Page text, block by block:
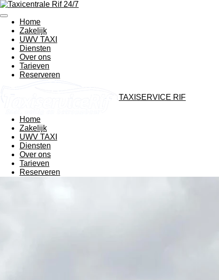
Ga
direct
naar
de
hoofdinhoud
Home
Zakelijk
UWV TAXI
Diensten
Over ons
Tarieven
Reserveren
TAXISERVICE RIF
Home
Zakelijk
UWV TAXI
Diensten
Over ons
Tarieven
Reserveren